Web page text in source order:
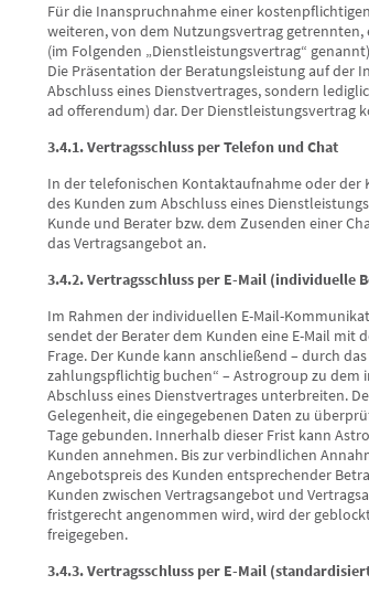
Für die Inanspruchnahme einer
weiteren, von dem Nutzungsvertrag
(im Folgenden „Dienstleistungsvertrag“
Die Präsentation der Beratungsleistung auf der
Abschluss eines Dienstvertrages, sondern
ad offerendum) dar. Der Dienstleistungsvertrag
3.4.1. Vertragsschluss per Telefon und Chat
In der telefonischen Kontaktaufnahme oder
des Kunden zum Abschluss eines
Kunde und Berater bzw. dem Zusenden einer
das Vertragsangebot an.
3.4.2. Vertragsschluss per E-Mail (individuelle
Im Rahmen der individuellen E-Mail-
sendet der Berater dem Kunden eine E-Mail
Frage. Der Kunde kann anschließend – durch
zahlungspflichtig buchen“ – Astrogroup zu dem
Abschluss eines Dienstvertrages unterbreiten.
Gelegenheit, die eingegebenen Daten zu
Tage gebunden. Innerhalb dieser Frist kann
Kunden annehmen. Bis zur verbindlichen
Angebotspreis des Kunden entsprechender
Kunden zwischen Vertragsangebot und
fristgerecht angenommen wird, wird der
freigegeben.
3.4.3. Vertragsschluss per E-Mail